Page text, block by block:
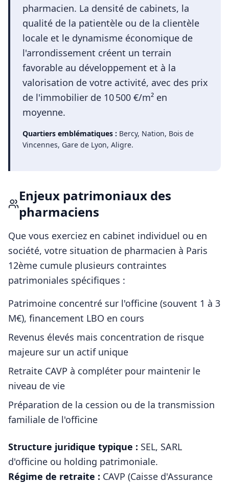
pharmacien. La densité de cabinets, la
qualité de la patientèle ou de la clientèle
locale et le dynamisme économique de
l'arrondissement créent un terrain
favorable au développement et à la
valorisation de votre activité, avec des prix
de l'immobilier de 10 500 €/m² en
moyenne.
Quartiers emblématiques : Bercy, Nation, Bois de
Vincennes, Gare de Lyon, Aligre.
Enjeux patrimoniaux des
pharmaciens
Que vous exerciez en cabinet individuel ou en
société, votre situation de pharmacien à Paris
12ème cumule plusieurs contraintes
patrimoniales spécifiques :
Patrimoine concentré sur l'officine (souvent 1 à 3
M€), financement LBO en cours
Revenus élevés mais concentration de risque
majeure sur un actif unique
Retraite CAVP à compléter pour maintenir le
niveau de vie
Préparation de la cession ou de la transmission
familiale de l'officine
Structure juridique typique : SEL, SARL
d'officine ou holding patrimoniale.
Régime de retraite : CAVP (Caisse d'Assurance